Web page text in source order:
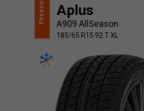
Prezzo QualitàAplus
A909 AllSeason
185/65 R15 92 T XL